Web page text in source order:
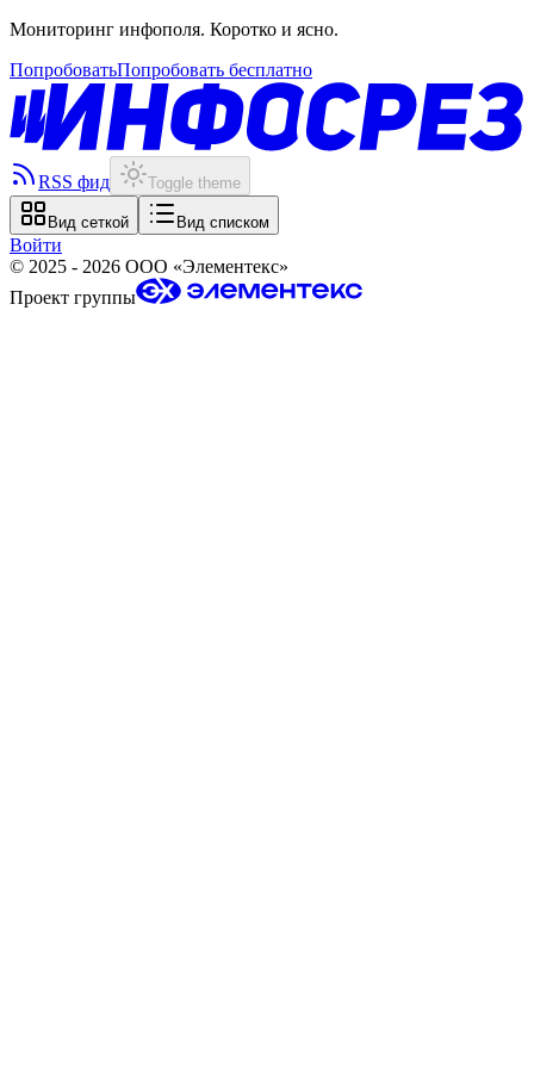
Мониторинг инфополя. Коротко и ясно.
ПопробоватьПопробовать бесплатно
RSS фид Toggle theme
Вид сеткой Вид списком
Войти
© 2025 - 2026 ООО «Элементекс»
Проект группы